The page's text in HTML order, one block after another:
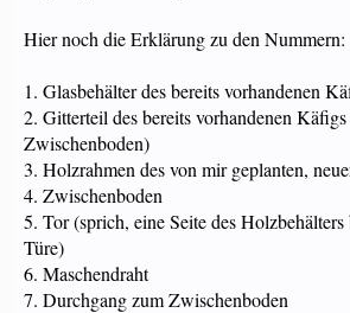
Hier noch die Erklärung zu den Nummern:
1. Glasbehälter des bereits vorhandenen
2. Gitterteil des bereits vorhandenen
Zwischenboden)
3. Holzrahmen des von mir geplanten,
4. Zwischenboden
5. Tor (sprich, eine Seite des Holzbehälters
Türe)
6. Maschendraht
7. Durchgang zum Zwischenboden